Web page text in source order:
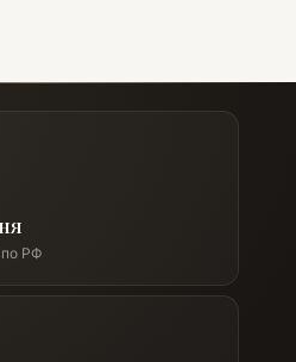
по РФ